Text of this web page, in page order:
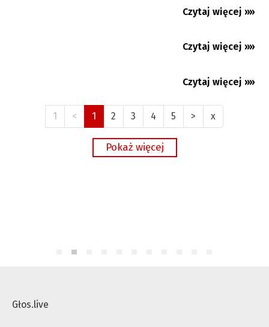
06.08.2026
Czytaj więcej »»
05.08.2026
Czytaj więcej »»
05.08.2026
Czytaj więcej »»
1 < 1 2 3 4 5 > x
Głos.live